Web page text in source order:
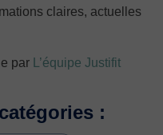
claires, actuelles
par L’équipe Justifit
: